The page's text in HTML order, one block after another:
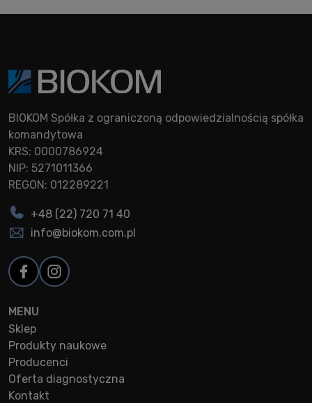
BIOKOM Spółka z ograniczoną odpowiedzialnością spółka
komandytowa
KRS: 0000786924
NIP: 5271011366
REGON: 012289221
+48 (22) 720 71 40
info@biokom.com.pl
MENU
Sklep
Produkty naukowe
Producenci
Oferta diagnostyczna
Kontakt